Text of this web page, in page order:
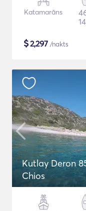
Katamarāns
$2,297 /nakts
Kutlay Deron
Chios